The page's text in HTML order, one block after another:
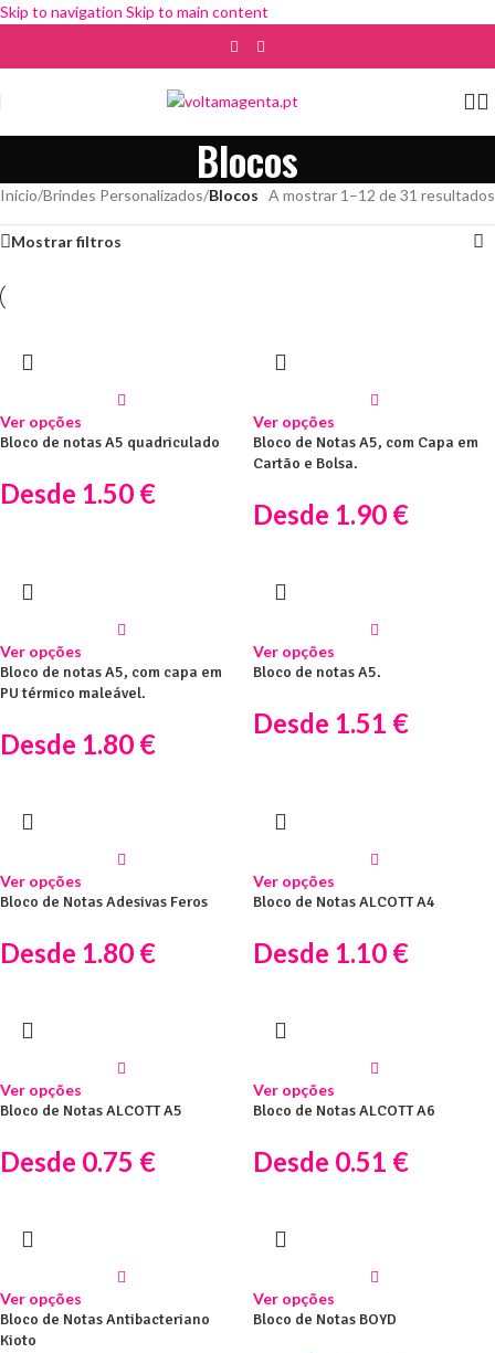
Skip to navigation Skip to main content
Blocos
Início/Brindes Personalizados/Blocos A mostrar 1–12 de 31 resultados
Mostrar filtros
Ver opções
Bloco de notas A5 quadriculado
Desde 1.50 €
Ver opções
Bloco de Notas A5, com Capa em
Cartão e Bolsa.
Desde 1.90 €
Ver opções
Bloco de notas A5, com capa em
PU térmico maleável.
Desde 1.80 €
Ver opções
Bloco de notas A5.
Desde 1.51 €
Ver opções
Bloco de Notas Adesivas Feros
Desde 1.80 €
Ver opções
Bloco de Notas ALCOTT A4
Desde 1.10 €
Ver opções
Bloco de Notas ALCOTT A5
Desde 0.75 €
Ver opções
Bloco de Notas ALCOTT A6
Desde 0.51 €
Ver opções
Bloco de Notas Antibacteriano
Kioto
Ver opções
Bloco de Notas BOYD